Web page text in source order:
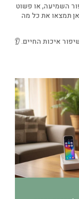
השמיעה, או פשוט
תמצאו את כל מה
איכות החיים. 👂